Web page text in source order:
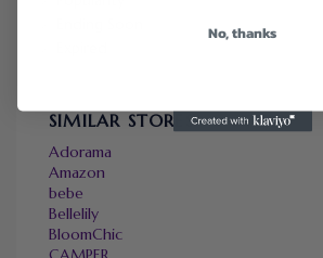
SIMILAR STORES
Adorama
Amazon
bebe
Bellelily
BloomChic
No, thanks